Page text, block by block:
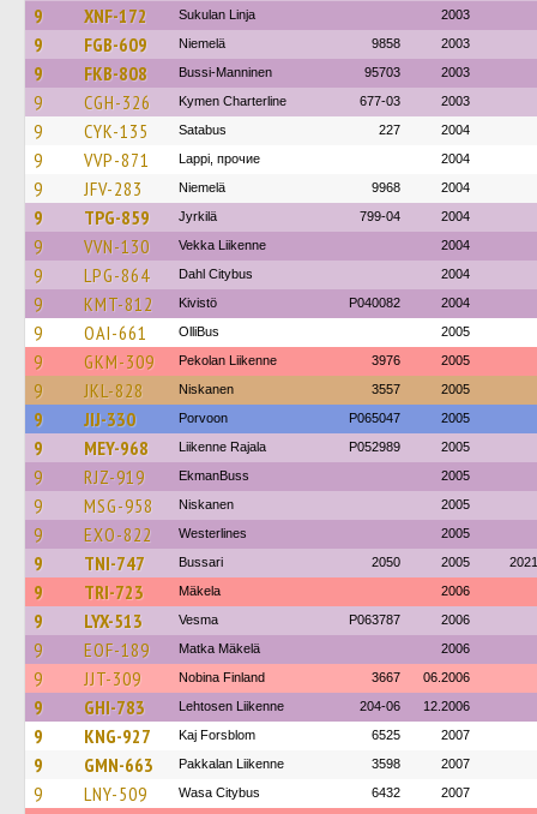
9 XNF-172 Sukulan Linja 2003
9 FGB-609 Niemelä 9858 2003
9 FKB-808 Bussi-Manninen 95703 2003
9 CGH-326 Kymen Charterline 677-03 2003
9 CYK-135 Satabus 227 2004
9 VVP-871 Lappi, прочие 2004
9 JFV-283 Niemelä 9968 2004
9 TPG-859 Jyrkilä 799-04 2004
9 VVN-130 Vekka Liikenne 2004
9 LPG-864 Dahl Citybus 2004
9 KMT-812 Kivistö P040082 2004
9 OAI-661 OlliBus 2005
9 GKM-309 Pekolan Liikenne 3976 2005
9 JKL-828 Niskanen 3557 2005
9 JIJ-330 Porvoon P065047 2005
9 MEY-968 Liikenne Rajala P052989 2005
9 RJZ-919 EkmanBuss 2005
9 MSG-958 Niskanen 2005
9 EXO-822 Westerlines 2005
9 TNI-747 Bussari 2050 2005 2021
9 TRI-723 Mäkela 2006
9 LYX-513 Vesma P063787 2006
9 EOF-189 Matka Mäkelä 2006
9 JJT-309 Nobina Finland 3667 06.2006
9 GHI-783 Lehtosen Liikenne 204-06 12.2006
9 KNG-927 Kaj Forsblom 6525 2007
9 GMN-663 Pakkalan Liikenne 3598 2007
9 LNY-509 Wasa Citybus 6432 2007